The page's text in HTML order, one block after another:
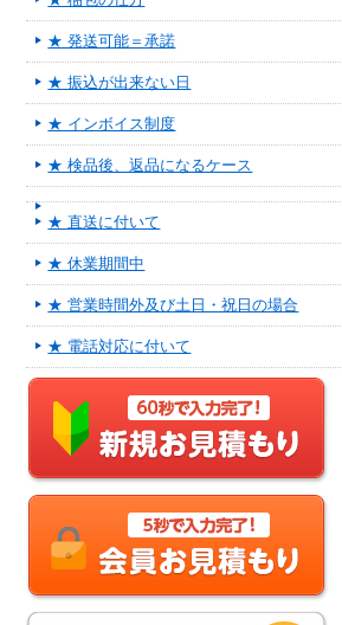
★ 発送可能＝承諾
★ 振込が出来ない日
★ インボイス制度
★ 検品後、返品になるケース
★ 直送に付いて
★ 休業期間中
★ 営業時間外及び土日・祝日の場合
★ 電話対応に付いて